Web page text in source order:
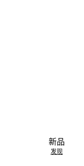
新品
发现